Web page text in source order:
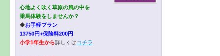
心地よく吹く草原の風の中を
乗馬体験をしませんか？
◆お手軽プラン
13750円+保険料200円
小学1年生から詳しくは コチラ